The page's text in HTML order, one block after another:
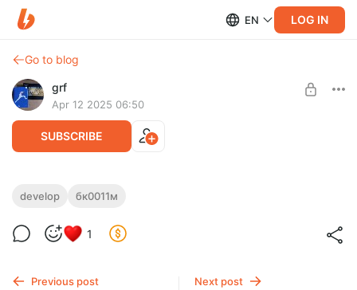
EN LOG IN
Go to blog
grf
Apr 12 2025 06:50
SUBSCRIBE
Color Lines, новая версия
Закончив делать Дейва, я приступил к давно витавшей идее
небольшого развития ремейка игры Color Lines, сделанного
develop бк0011м
1
Previous post
Next post